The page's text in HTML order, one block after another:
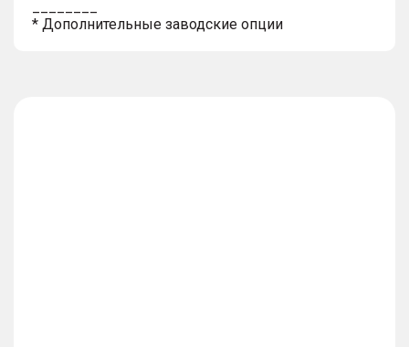
* Дополнительные заводские опции